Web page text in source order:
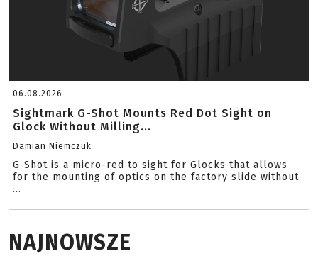
06.08.2026
Sightmark G-Shot Mounts Red Dot Sight on
Glock Without Milling...
Damian Niemczuk
G-Shot is a micro-red to sight for Glocks that allows
for the mounting of optics on the factory slide without
...
NAJNOWSZE